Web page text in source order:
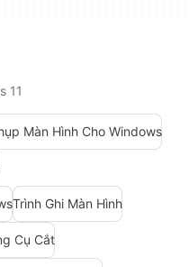
11
Màn Hình Cho Windows
Trình Ghi Màn Hình
Cụ Cắt